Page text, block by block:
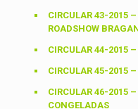
CIRCULAR 43-2015
ROADSHOW
CIRCULAR 44-2015 –
CIRCULAR 45-2015 –
CIRCULAR 46-2015
CONGELADAS